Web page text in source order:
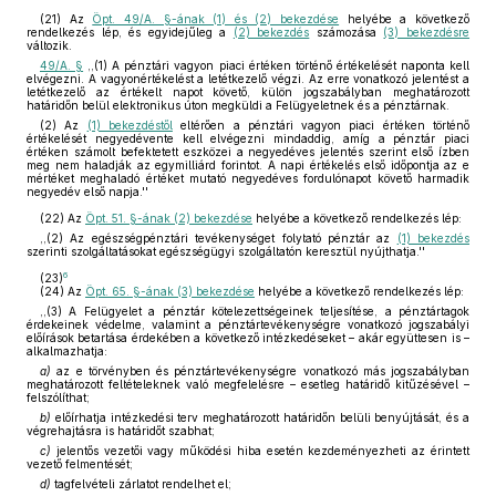
(21) Az Öpt. 49/A. §-ának (1) és (2) bekezdése helyébe a következő
rendelkezés lép, és egyidejűleg a
(2) bekezdés számozása (3) bekezdésre
változik.
49/A. § ,,(1) A pénztári vagyon piaci értéken történő értékelését naponta kell
elvégezni. A vagyonértékelést a letétkezelő végzi. Az erre vonatkozó jelentést a
letétkezelő az értékelt napot követő, külön jogszabályban meghatározott
határidőn belül elektronikus úton megküldi a Felügyeletnek és a pénztárnak.
(2) Az
(1) bekezdéstől eltérően a pénztári vagyon piaci értéken történő
értékelését negyedévente kell elvégezni mindaddig, amíg a pénztár piaci
értéken számolt befektetett eszközei a negyedéves jelentés szerint első ízben
meg nem haladják az egymilliárd forintot. A napi értékelés első időpontja az e
mértéket meghaladó értéket mutató negyedéves fordulónapot követő harmadik
negyedév első napja.''
(22) Az Öpt. 51. §-ának (2) bekezdése helyébe a következő rendelkezés lép:
,,(2) Az egészségpénztári tevékenységet folytató pénztár az
(1) bekezdés
szerinti szolgáltatásokat egészségügyi szolgáltatón keresztül nyújthatja.''
(23)6
(24) Az Öpt. 65. §-ának (3) bekezdése helyébe a következő rendelkezés lép:
,,(3) A Felügyelet a pénztár kötelezettségeinek teljesítése, a pénztártagok
érdekeinek védelme, valamint a pénztártevékenységre vonatkozó jogszabályi
előírások betartása érdekében a következő intézkedéseket – akár együttesen is –
alkalmazhatja:
a) az e törvényben és pénztártevékenységre vonatkozó más jogszabályban
meghatározott feltételeknek való megfelelésre – esetleg határidő kitűzésével –
felszólíthat;
b) előírhatja intézkedési terv meghatározott határidőn belüli benyújtását, és a
végrehajtásra is határidőt szabhat;
c) jelentős vezetői vagy működési hiba esetén kezdeményezheti az érintett
vezető felmentését;
d) tagfelvételi zárlatot rendelhet el;